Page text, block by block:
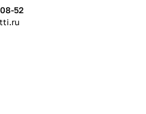
52